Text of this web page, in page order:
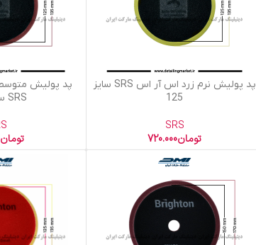
افزودن به سبد خرید
پد پولیش نرم زرد اس آر اس SRS سایز
125
SRS
تومان720.000
افزودن به سبد خرید
پد پولیش
SRS سایز 125
تومان